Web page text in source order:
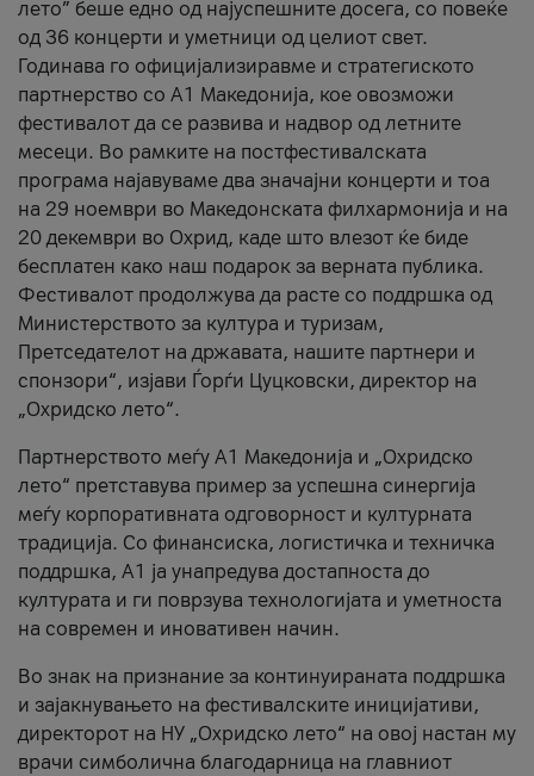
лето” беше едно од најуспешните досега, со повеќе
од 36 концерти и уметници од целиот свет.
Годинава го официјализиравме и стратегиското
партнерство со А1 Македонија, кое овозможи
фестивалот да се развива и надвор од летните
месеци. Во рамките на постфестивалската
програма најавуваме два значајни концерти и тоа
на 29 ноември во Македонската филхармонија и на
20 декември во Охрид, каде што влезот ќе биде
бесплатен како наш подарок за верната публика.
Фестивалот продолжува да расте со поддршка од
Министерството за култура и туризам,
Претседателот на државата, нашите партнери и
спонзори“, изјави Ѓорѓи Цуцковски, директор на
„Охридско лето“.
Партнерството меѓу A1 Македонија и „Охридско
лето“ претставува пример за успешна синергија
меѓу корпоративната одговорност и културната
традиција. Со финансиска, логистичка и техничка
поддршка, A1 ја унапредува достапноста до
културата и ги поврзува технологијата и уметноста
на современ и иновативен начин.
Во знак на признание за континуираната поддршка
и зајакнувањето на фестивалските иницијативи,
директорот на НУ „Охридско лето“ на овој настан му
врачи симболична благодарница на главниот